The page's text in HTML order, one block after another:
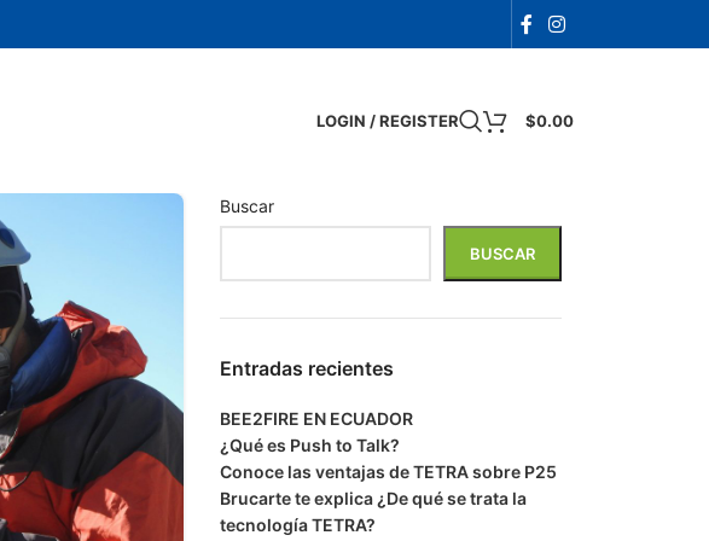
LOGIN / REGISTER $0.00
Buscar
BUSCAR
Entradas recientes
BEE2FIRE EN ECUADOR
¿Qué es Push to Talk?
Conoce las ventajas de TETRA sobre P25
Brucarte te explica ¿De qué se trata la
tecnología TETRA?